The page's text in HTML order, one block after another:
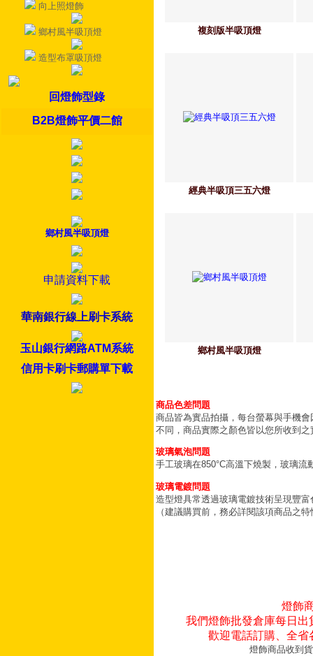
向上照燈飾
鄉村風半吸頂燈
造型布罩吸頂燈
回燈飾型錄
B2B燈飾平價二館
鄉村風半吸頂燈
申請資料下載
華南銀行線上刷卡系統
玉山銀行網路ATM系統
信用卡刷卡郵購單下載
複刻版半吸頂燈
經典半吸頂三五六燈
鄉村風半吸頂燈
商品色差問題
商品皆為實品拍攝，每台螢幕與手機
不同，商品實際之顏色皆以您所收到之
玻璃氣泡問題
手工玻璃在850°C高溫下燒製，玻璃
玻璃電鍍問題
造型燈具常透過玻璃電鍍技術呈現豐
（建議購買前，務必詳閱該項商品之
燈飾
我們燈飾批發倉庫每日
歡迎電話訂購、全
燈飾商品收到